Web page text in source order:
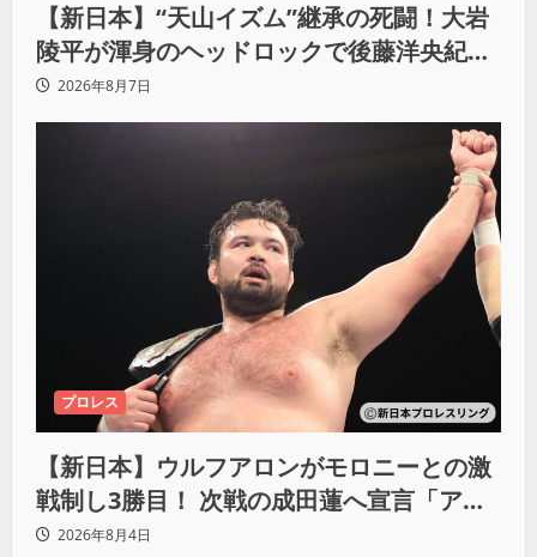
【新日本】“天山イズム”継承の死闘！大岩
陵平が渾身のヘッドロックで後藤洋央紀か
らタップ奪取 執念の「リベンジ＆4勝目」
2026年8月7日
プロレス
【新日本】ウルフアロンがモロニーとの激
戦制し3勝目！ 次戦の成田蓮へ宣言「アイ
ツの王道を俺の王道でぶち壊す」
2026年8月4日